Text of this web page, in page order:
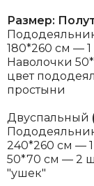
Размер:
180*260 см —
Наволочки
цвет
простыни
Двуспальный
240*260 см —
50*70 см — 2
"ушек"